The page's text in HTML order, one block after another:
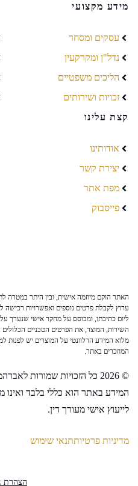
מידע מקצועי
עסקים ומסחר
נדל"ן ומקרקעין
הליכים משפטיים
זכויות ושירותים
קצת עלינו
אודותינו
יצירת קשר
מפת אתר
פייסבוק
האתר הוקם מיוזמה אישית, ובין היתר במטרה
ערוץ לקבלת פרטים נוספים ואפשרויות רכישה
ליום כתיבתו, ומבוסס על מחקר אישי שנערך
השירות, המוצר, את הפרטים הטכניים
מלוא המידע הרלוונטי על המוצרים יש לפנות
המוזכרים באתר.
© 2026 כל הזכויות שמורות לאברהמי רוזן ושות'
המידע באתר הוא כללי בלבד ואינו
לייעוץ אישי מעורך דין.
מדיניות פרטיותתנאי שימוש
הצהרת